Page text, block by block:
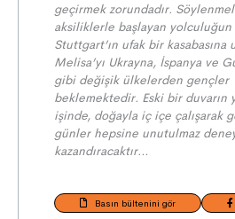
geçirmek zorundadır.
aksiliklerle başlayan yolculuğun
Stuttgart’ın ufak bir kasabasına
Melisa’yı Ukrayna, İspanya ve
gibi değişik ülkelerden gençler
beklemektedir. Eski bir duvarın
işinde, doğayla iç içe çalışarak
günler hepsine unutulmaz
kazandıracaktır…
Basın bültenini gör